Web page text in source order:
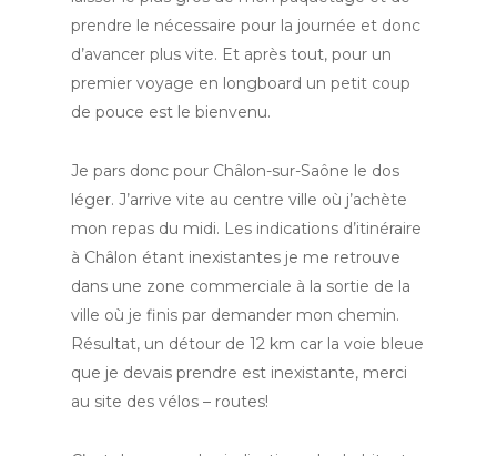
prendre le nécessaire pour la journée et donc
d’avancer plus vite. Et après tout, pour un
premier voyage en longboard un petit coup
de pouce est le bienvenu.
Je pars donc pour Châlon-sur-Saône le dos
léger. J’arrive vite au centre ville où j’achète
mon repas du midi. Les indications d’itinéraire
à Châlon étant inexistantes je me retrouve
dans une zone commerciale à la sortie de la
ville où je finis par demander mon chemin.
Résultat, un détour de 12 km car la voie bleue
que je devais prendre est inexistante, merci
au site des vélos – routes!